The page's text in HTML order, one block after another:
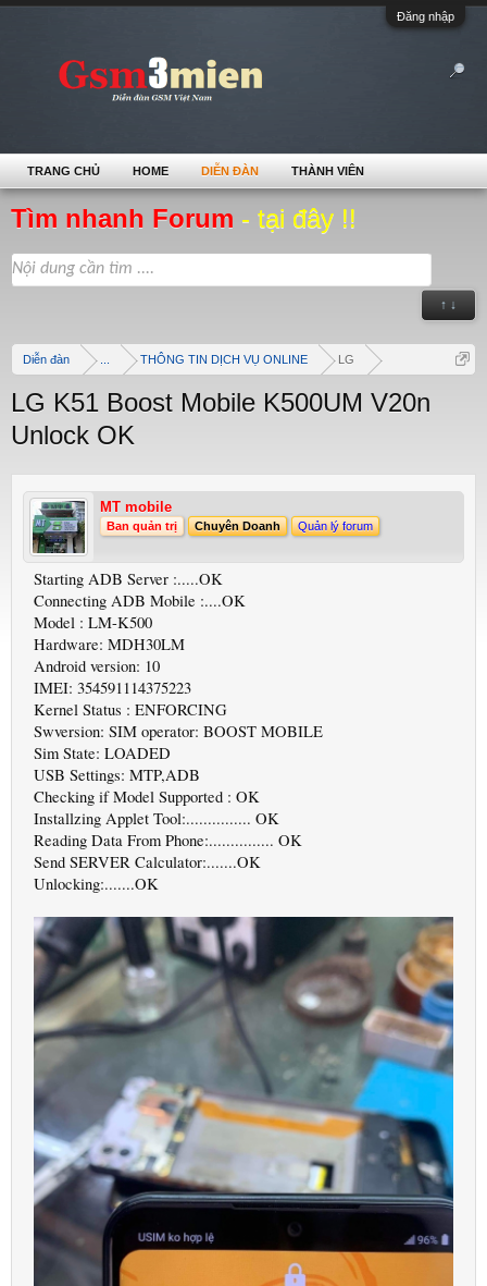
Đăng nhập
Tìm nhanh Forum - tại đây !!
↑ ↓
Diễn đàn THÔNG TIN DỊCH VỤ ONLINE LG
LG K51 Boost Mobile K500UM V20n
Unlock OK
MT mobile
Ban quản trị Chuyên Doanh Quản lý forum
Starting ADB Server :.....OK
Connecting ADB Mobile :....OK
Model : LM-K500
Hardware: MDH30LM
Android version: 10
IMEI: 354591114375223
Kernel Status : ENFORCING
Swversion: SIM operator: BOOST MOBILE
Sim State: LOADED
USB Settings: MTP,ADB
Checking if Model Supported : OK
Installzing Applet Tool:............... OK
Reading Data From Phone:............... OK
Send SERVER Calculator:.......OK
Unlocking:.......OK
TRANG CHỦ HOME DIỄN ĐÀN THÀNH VIÊN